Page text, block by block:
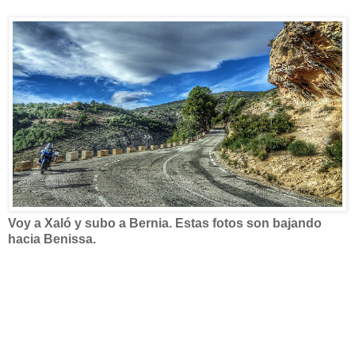
Voy a Xaló y subo a Bernia. Estas fotos son bajando
hacia Benissa.